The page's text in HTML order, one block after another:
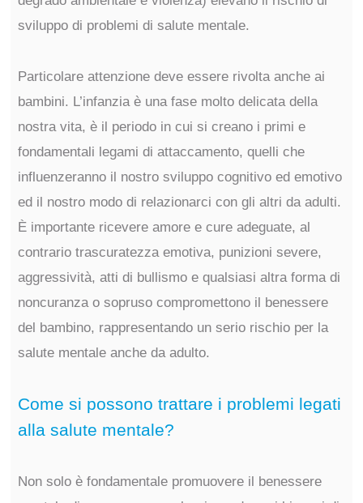
sviluppo di problemi di salute mentale.
Particolare attenzione deve essere rivolta anche ai
bambini. L’infanzia è una fase molto delicata della
nostra vita, è il periodo in cui si creano i primi e
fondamentali legami di attaccamento, quelli che
influenzeranno il nostro sviluppo cognitivo ed emotivo
ed il nostro modo di relazionarci con gli altri da adulti.
È importante ricevere amore e cure adeguate, al
contrario trascuratezza emotiva, punizioni severe,
aggressività, atti di bullismo e qualsiasi altra forma di
noncuranza o sopruso compromettono il benessere
del bambino, rappresentando un serio rischio per la
salute mentale anche da adulto.
Come si possono trattare i problemi legati
alla salute mentale?
Non solo è fondamentale promuovere il benessere